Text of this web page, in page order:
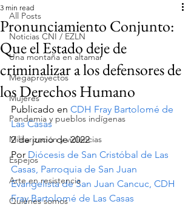
All Posts
Noticias CNI / EZLN
Una montaña en altamar
Megaproyectos
Mujeres
Pandemia y pueblos indígenas
Militarización y violencias
Espejos
Arte en resistencia
Quiénes somos
Pronunciamiento Conjunto:
Que el Estado deje de
criminalizar a los defensores de
los Derechos Humano
3 min read
Publicado en CDH Fray Bartolomé de
Las Casas
2 de junio de 2022
Por Diócesis de San Cristóbal de Las
Casas, Parroquia de San Juan
Evangelista de San Juan Cancuc, CDH
Fray Bartolomé de Las Casas